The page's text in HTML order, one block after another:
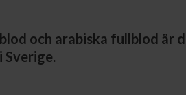
och arabiska fullblod är
Sverige.